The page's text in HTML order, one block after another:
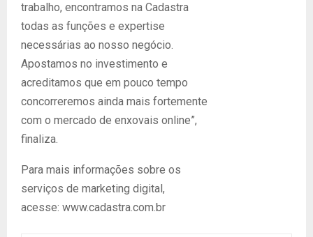
trabalho, encontramos na Cadastra
todas as funções e expertise
necessárias ao nosso negócio.
Apostamos no investimento e
acreditamos que em pouco tempo
concorreremos ainda mais fortemente
com o mercado de enxovais online”,
finaliza.
Para mais informações sobre os
serviços de marketing digital,
acesse: www.cadastra.com.br